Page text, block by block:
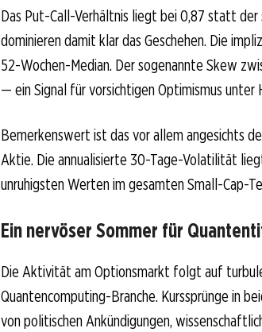
Das Put-Call-Verhältnis liegt bei 0,87 statt
dominieren damit klar das Geschehen. Die
52-Wochen-Median. Der sogenannte Skew
— ein Signal für vorsichtigen Optimismus unter
Bemerkenswert ist das vor allem angesichts
Aktie. Die annualisierte 30-Tage-Volatilität
unruhigsten Werten im gesamten Small-Cap-
Ein nervöser Sommer für
Die Aktivität am Optionsmarkt folgt auf
Quantencomputing-Branche. Kurssprünge in
von politischen Ankündigungen,